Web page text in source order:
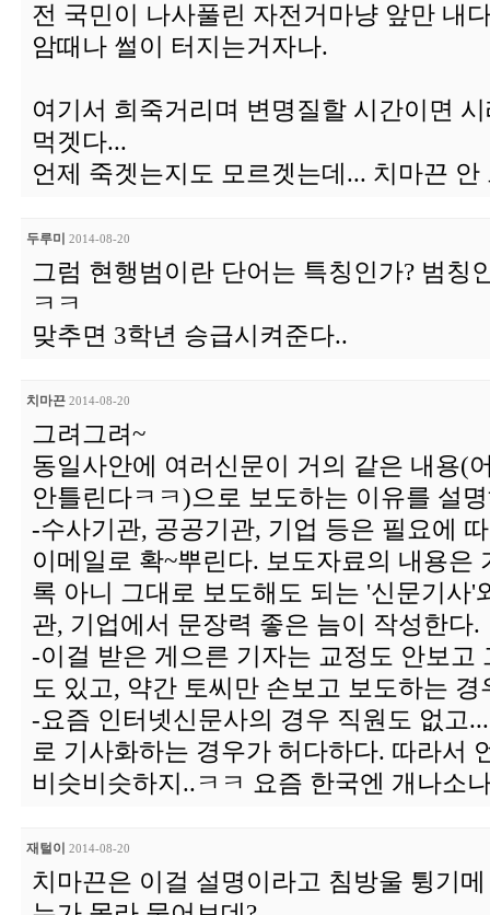
전 국민이 나사풀린 자전거마냥 앞만 내
암때나 썰이 터지는거자나.
여기서 희죽거리며 변명질할 시간이면
먹겟다...
언제 죽겟는지도 모르겟는데... 치마끈 안
두루미 2014-08-20
그럼 현행범이란 단어는 특칭인가? 범칭
ㅋㅋ
맞추면 3학년 승급시켜준다..
치마끈 2014-08-20
그려그려~
동일사안에 여러신문이 거의 같은 내용(
안틀린다ㅋㅋ)으로 보도하는 이유를 설
-수사기관, 공공기관, 기업 등은 필요에
이메일로 확~뿌린다. 보도자료의 내용은
록 아니 그대로 보도해도 되는 '신문기사'
관, 기업에서 문장력 좋은 늠이 작성한다.
-이걸 받은 게으른 기자는 교정도 안보고
도 있고, 약간 토씨만 손보고 보도하는 경
-요즘 인터넷신문사의 경우 직원도 없고
로 기사화하는 경우가 허다하다. 따라서
비슷비슷하지..ㅋㅋ 요즘 한국엔 개나소
재털이 2014-08-20
치마끈은 이걸 설명이라고 침방울 튕기